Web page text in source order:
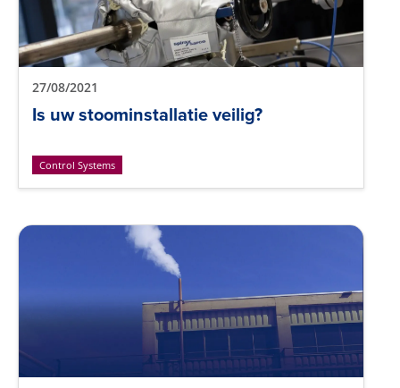
27/08/2021
Is uw stoominstallatie veilig?
Control Systems